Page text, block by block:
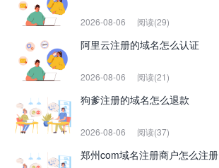
2026-08-06 阅读(29)
阿里云注册的域名怎么认证
2026-08-06 阅读(21)
狗爹注册的域名怎么退款
2026-08-06 阅读(37)
郑州com域名注册商户怎么注册